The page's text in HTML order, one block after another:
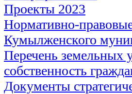
Проекты 2023
Нормативно-
Кумылженского
Перечень земельных
собственность
Документы